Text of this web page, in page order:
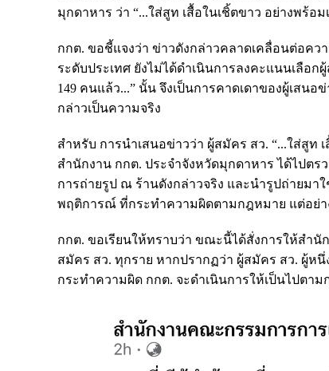
มุกดาหาร ว่า “...ใส่สูท เสื้อในเชิ้ตขาว อย่างพร้อ
กกต. ขอชี้แจงว่า ข่าวดังกล่าวคลาดเคลื่อนต่อคว
ระดับประเทศ ยังไม่ได้ดำเนินการลงคะแนนเลือก
149 คนแล้ว...” นั้น จึงเป็นการคาดเดาของผู้เสน
กล่าวเป็นความจริง
สำหรับ การนำเสนอข่าวว่า ผู้สมัคร สว. “...ใส่สูท
สำนักงาน กกต. ประจำจังหวัดมุกดาหาร ได้ไปต
การถ่ายรูป ณ ร้านดังกล่าวจริง และนำรูปถ่ายมา
พฤติการณ์ ที่กระทำความผิดตามกฎหมาย แต่อย่า
กกต. ขอเรียนให้ทราบว่า ขณะนี้ได้สั่งการให้สำ
สมัคร สว. ทุกราย หากปรากฏว่า ผู้สมัคร สว. ผู้ห
กระทำความผิด กกต. จะดำเนินการให้เป็นไปตา